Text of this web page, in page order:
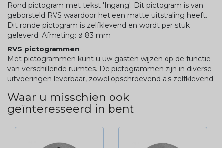
Rond pictogram met tekst 'Ingang'. Dit pictogram is van
geborsteld RVS waardoor het een matte uitstraling heeft.
Dit ronde pictogram is zelfklevend en wordt per stuk
geleverd. Afmeting: ø 83 mm.
RVS pictogrammen
Met pictogrammen kunt u uw gasten wijzen op de functie
van verschillende ruimtes. De pictogrammen zijn in diverse
uitvoeringen leverbaar, zowel opschroevend als zelfklevend.
Waar u misschien ook
geïnteresseerd in bent